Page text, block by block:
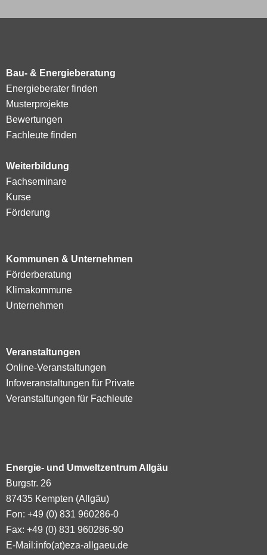
Bau- & Energieberatung
Energieberater finden
Musterprojekte
Bewertungen
Fachleute finden
Weiterbildung
Fachseminare
Kurse
Förderung
Kommunen & Unternehmen
Förderberatung
Klimakommune
Unternehmen
Veranstaltungen
Online-Veranstaltungen
Infoveranstaltungen für Private
Veranstaltungen für Fachleute
Energie- und Umweltzentrum Allgäu
Burgstr. 26
87435 Kempten (Allgäu)
Fon: +49 (0) 831 960286-0
Fax: +49 (0) 831 960286-90
E-Mail:info(at)eza-allgaeu.de